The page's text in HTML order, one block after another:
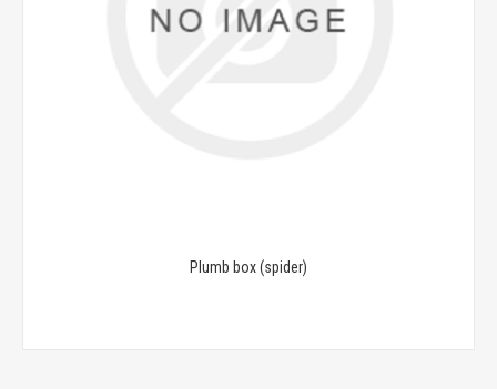
Plumb box (spider)